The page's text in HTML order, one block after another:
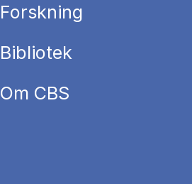
Forskning
Bibliotek
Om CBS